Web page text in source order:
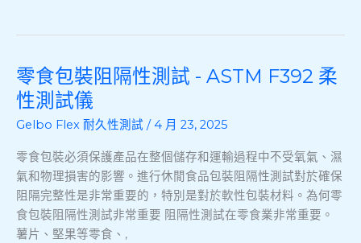
彎
曲
耐
久
零食包裝阻隔性測試 - ASTM F392 柔
性測試儀
Gelbo Flex 耐久性測試 / 4 月 23, 2025
零食包裝必須保護產品在整個儲存和運輸過程中不受氧氣、濕
氣和物理損害的影響。進行休閒食品包裝阻隔性測試對於確保
阻隔完整性是非常重要的，特別是對於軟性包裝材料。為何零
食包裝阻隔性測試非常重要 阻隔性測試在零食業非常重要。
薯片、堅果等零食、,
零
食
包
裝
阻
隔
性
測
試